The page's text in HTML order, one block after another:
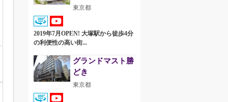
東京都
2019年7月OPEN! 大塚駅から徒歩4分
の利便性の高い街...
グランドマスト勝
どき
東京都